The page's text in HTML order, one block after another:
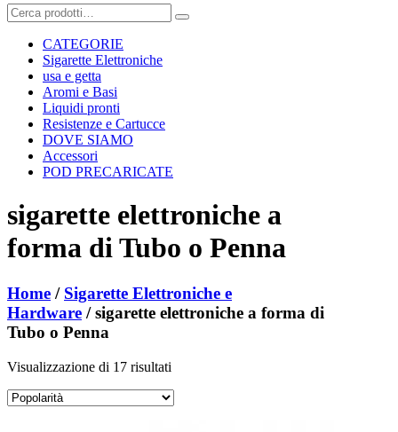
Cerca:
CATEGORIE
Sigarette Elettroniche
usa e getta
Aromi e Basi
Liquidi pronti
Resistenze e Cartucce
DOVE SIAMO
Accessori
POD PRECARICATE
sigarette elettroniche a
forma di Tubo o Penna
Home / Sigarette Elettroniche e
Hardware / sigarette elettroniche a forma di
Tubo o Penna
Visualizzazione di 17 risultati